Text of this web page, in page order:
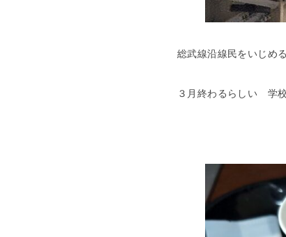
総武線沿線民をいじめ
３月終わるらしい 学